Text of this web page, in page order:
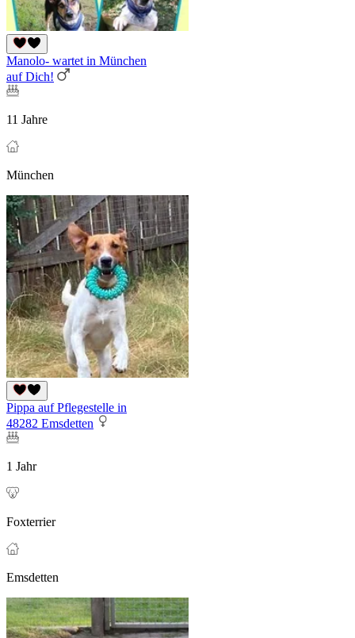
Manolo- wartet in München
auf Dich!
11 Jahre
München
Pippa auf Pflegestelle in
48282 Emsdetten
1 Jahr
Foxterrier
Emsdetten